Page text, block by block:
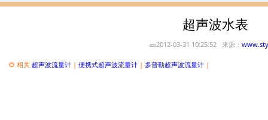
超声波水表
🎫2012-03-31 10:25:52 来源：
🌻 相关 超声波流量计 | 便携式超声波流量计 | 多普勒超声波流量计 |